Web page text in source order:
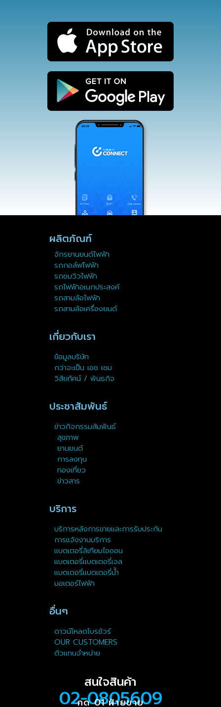
ผลิตภัณฑ์
จักรยานยนต์ไฟฟ้า
รถกอล์ฟไฟฟ้า
รถชมวิวไฟฟ้า
รถไฟฟ้าอเนกประสงค์
รถสามล้อไฟฟ้า
รถสามล้อเครื่องยนต์
เกี่ยวกับเรา
ข้อมูลบริษัท
กว่าจะเป็น เอช เซม
วิสัยทัศน์ / พันธกิจ
ประชาสัมพันธ์
ข่าวกิจกรรมสัมพันธ์
สุขภาพ
ยานยนต์
การลงทุน
ทองเที่ยว
ข่าวสาร
บริการ
บริการหลังการขายและการรับประกัน
การแจ้งงานบริการ
แบตเตอรี่ลิเทียมไอออน
แบตเตอรี่แบตเตอรี่เจล
แบตเตอรี่แบตเตอรี่น้ำ
มอเตอร์ไฟฟ้า
อื่นๆ
ดาวน์โหลดโบรชัวร์
OUR CUSTOMERS
ตัวแทนจำหน่าย
สนใจสินค้า
02-0805609
กด 01 ฝ่ายขาย